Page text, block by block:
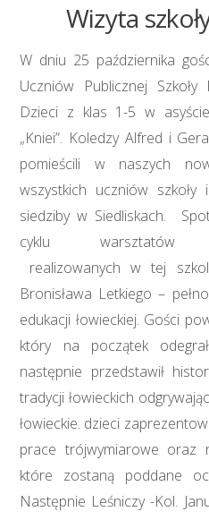
Wizyta
W dniu 25 października
Uczniów Publicznej
Dzieci z klas 1-5 w
„Kniei”. Koledzy Alfred
pomieścili w naszych
wszystkich uczniów
siedziby w Siedliskach.
cyklu warsztatów
realizowanych w tej
Bronisława Letkiego –
edukacji łowieckiej. Gości
który na początek
następnie przedstawił
tradycji łowieckich
łowieckie. dzieci
prace trójwymiarowe oraz
które zostaną poddane
Następnie Leśniczy -Kol.